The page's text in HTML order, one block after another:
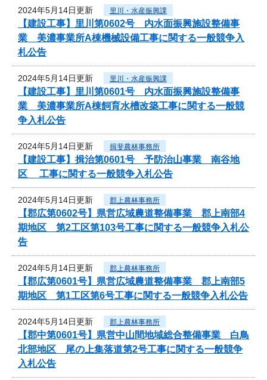
2024年5月14日更新 里川・水産振興課
【建設工事】里川第0602号 内水面振興施設整備事
業 美濃事業所A棟機械設備工事に関する一般競争入
札公告
2024年5月14日更新 里川・水産振興課
【建設工事】里川第0601号 内水面振興施設整備事
業 美濃事業所A棟飼育水槽改築工事に関する一般競
争入札公告
2024年5月14日更新 揖斐農林事務所
【建設工事】揖治第0601号 予防治山事業 南谷地
区 工事に関する一般競争入札公告
2024年5月14日更新 郡上農林事務所
【郡広第0602号】県営広域農道整備事業 郡上南部4
期地区 第2工区第103号工事に関する一般競争入札公
告
2024年5月14日更新 郡上農林事務所
【郡広第0601号】県営広域農道整備事業 郡上南部5
期地区 第1工区第6号工事に関する一般競争入札公告
2024年5月14日更新 郡上農林事務所
【郡中第0601号】県営中山間地域総合整備事業 白鳥
北部地区 尾の上集落道第2号工事に関する一般競争
入札公告